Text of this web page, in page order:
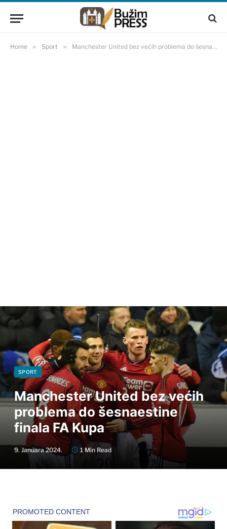
Home » Sport » Manchester United bez većih problema do šesnaestine finala FA Kupa
SPORT
Manchester United bez većih
problema do šesnaestine
finala FA Kupa
9. Januara 2024. 1 Min Read